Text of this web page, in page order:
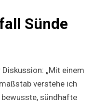
Sünde
„Mit einem
verstehe ich
sündhafte